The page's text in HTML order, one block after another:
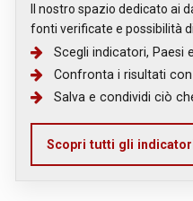
Il nostro spazio dedicato ai
fonti verificate e possibilità
Scegli indicatori, Paesi
Confronta i risultati
Salva e condividi ciò
Scopri tutti gli